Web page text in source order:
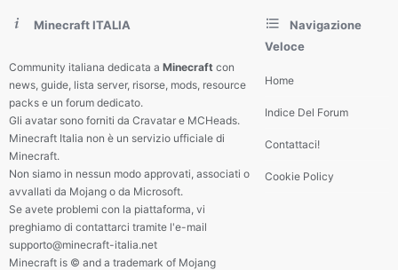
Minecraft ITALIA
Community italiana dedicata a Minecraft con
news, guide, lista server, risorse, mods, resource
packs e un forum dedicato.
Gli avatar sono forniti da Cravatar e MCHeads.
Minecraft Italia non è un servizio ufficiale di
Minecraft.
Non siamo in nessun modo approvati, associati o
avvallati da Mojang o da Microsoft.
Se avete problemi con la piattaforma, vi
preghiamo di contattarci tramite l'e-mail
supporto@minecraft-italia.net
Minecraft is © and a trademark of Mojang
Navigazione
Veloce
Home
Indice Del Forum
Contattaci!
Cookie Policy